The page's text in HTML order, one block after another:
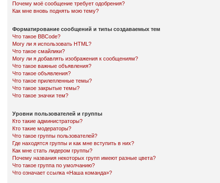
Почему моё сообщение требует одобрения?
Как мне вновь поднять мою тему?
Форматирование сообщений и типы создаваемых тем
Что такое BBCode?
Могу ли я использовать HTML?
Что такое смайлики?
Могу ли я добавлять изображения к сообщениям?
Что такое важные объявления?
Что такое объявления?
Что такое прилепленные темы?
Что такое закрытые темы?
Что такое значки тем?
Уровни пользователей и группы
Кто такие администраторы?
Кто такие модераторы?
Что такое группы пользователей?
Где находятся группы и как мне вступить в них?
Как мне стать лидером группы?
Почему названия некоторых групп имеют разные цвета?
Что такое группа по умолчанию?
Что означает ссылка «Наша команда»?